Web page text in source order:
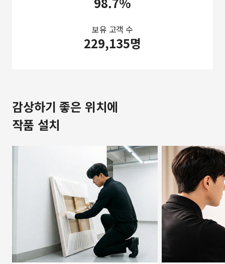
보유 고객 수
229,135명
감상하기 좋은 위치에
작품 설치